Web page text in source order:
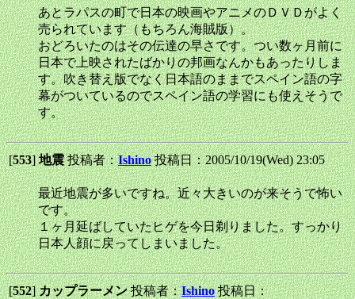
あとラパスの町で日本の映画やアニメのＤＶＤがよく
売られています（もちろん海賊版）。
おどろいたのはその伝達の早さです。つい数ヶ月前に
日本で上映されたばかりの邦画なんかもあったりしま
す。吹き替え版でなく日本語のままでスペイン語の字
幕がついているのでスペイン語の学習にも使えそうで
す。
[553]地震投稿者：Ishino 投稿日：2005/10/19(Wed) 23:05
最近地震が多いですね。近々大きいのが来そうで怖い
です。
１ヶ月延ばしていたヒゲを今日剃りました。すっかり
日本人顔に戻ってしまいました。
[552]カップラーメン投稿者：Ishino 投稿日：